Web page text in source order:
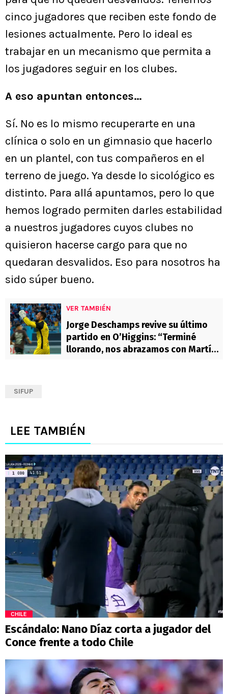
cinco jugadores que reciben este fondo de
lesiones actualmente. Pero lo ideal es
trabajar en un mecanismo que permita a
los jugadores seguir en los clubes.
A eso apuntan entonces…
Sí. No es lo mismo recuperarte en una
clínica o solo en un gimnasio que hacerlo
en un plantel, con tus compañeros en el
terreno de juego. Ya desde lo sicológico es
distinto. Para allá apuntamos, pero lo que
hemos logrado permiten darles estabilidad
a nuestros jugadores cuyos clubes no
quisieron hacerse cargo para que no
quedaran desvalidos. Eso para nosotros ha
sido súper bueno.
VER TAMBIÉN
Jorge Deschamps revive su último
partido en O’Higgins: “Terminé
llorando, nos abrazamos con Martín,
SIFUP
LEE TAMBIÉN
CHILE
Escándalo: Nano Díaz corta a jugador del
Conce frente a todo Chile